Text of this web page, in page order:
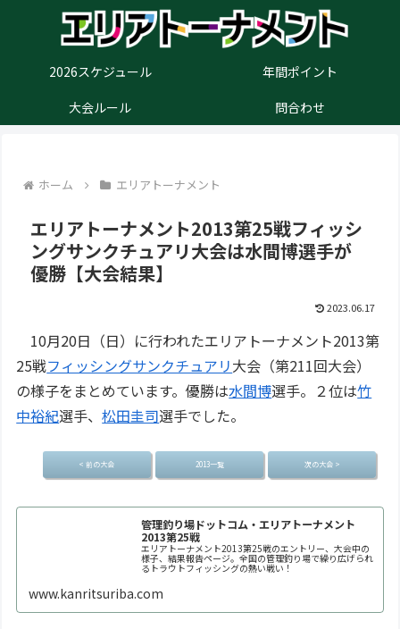
2026スケジュール
年間ポイント
大会ルール
問合わせ
ホーム エリアトーナメント
エリアトーナメント2013第25戦フィッシ
ングサンクチュアリ大会は水間博選手が
優勝【大会結果】
2023.06.17
10月20日（日）に行われたエリアトーナメント2013第
25戦フィッシングサンクチュアリ大会（第211回大会）
の様子をまとめています。優勝は水間博選手。２位は竹
中裕紀選手、松田圭司選手でした。
< 前の大会 2013一覧 次の大会 >
管理釣り場ドットコム・エリアトーナメント
2013第25戦
エリアトーナメント2013第25戦のエントリー、大会中の
様子、結果報告ページ。全国の管理釣り場で繰り広げられ
るトラウトフィッシングの熱い戦い！
www.kanritsuriba.com